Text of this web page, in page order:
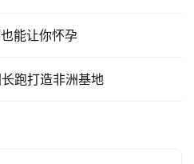
能让你怀孕
跑打造非洲基地